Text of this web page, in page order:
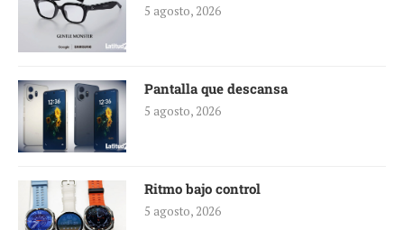
5 agosto, 2026
Pantalla que descansa
5 agosto, 2026
Ritmo bajo control
5 agosto, 2026